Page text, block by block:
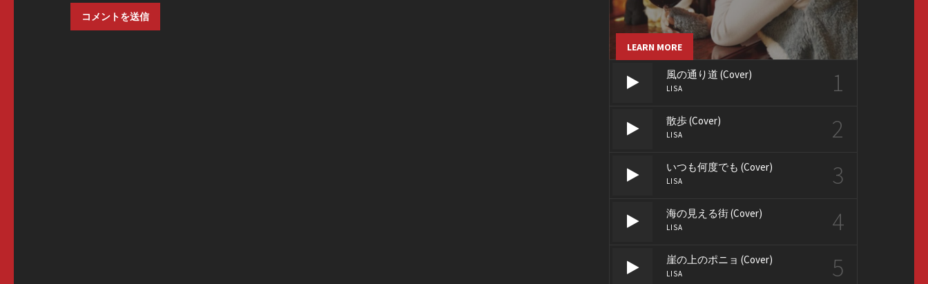
LEARN MORE
風の通り道 (Cover)
LISA 1
散歩 (Cover)
LISA 2
いつも何度でも (Cover)
LISA 3
海の見える街 (Cover)
LISA 4
崖の上のポニョ (Cover)
LISA 5